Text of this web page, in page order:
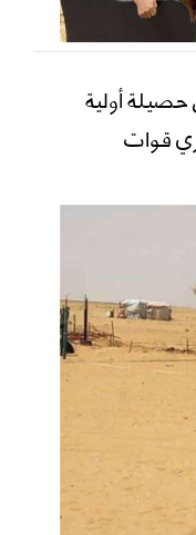
في حصيلة أولية
قوات